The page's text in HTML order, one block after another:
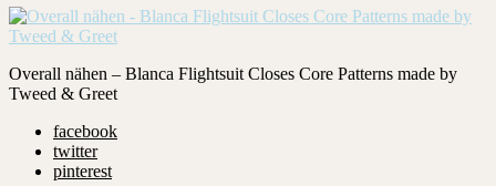
Overall nähen – Blanca Flightsuit Closes Core Patterns made by
Tweed & Greet
facebook
twitter
pinterest